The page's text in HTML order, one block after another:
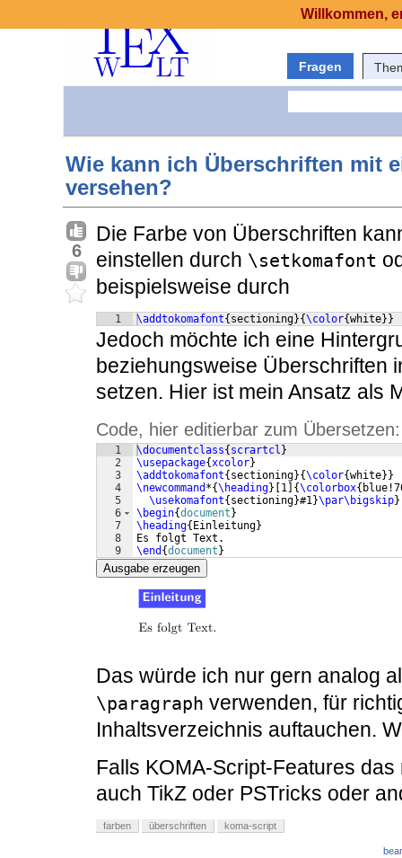
Fragen
Wie kann ich Überschriften mit
versehen?
6
Die Farbe von Überschriften
einstellen durch \setkomafont
beispielsweise durch
1 \addtokomafont{ sectioning}{\color{white}}
Jedoch möchte ich eine
beziehungsweise Überschriften
setzen. Hier ist mein Ansatz als
Code, hier editierbar zum Übersetzen:
1
2
3
4
5
6
7
8
9
\documentclass{ scrartcl }
\usepackage{xcolor}
\addtokomafont{ sectioning}{\color{white}}
\newcommand *{\heading} 1 {\colorbox{
\usekomafont{ sectioning}#1}\par\bigskip}
\begin{document }
\heading{ Einleitung}
Es folgt Text.
\end {document }
Ausgabe erzeugen
Das würde ich nur gern analog
\paragraph verwenden, für
Inhaltsverzeichnis auftauchen.
Falls KOMA-Script-Features
auch TikZ oder PSTricks oder
farben überschriften koma-script
Willkommen,